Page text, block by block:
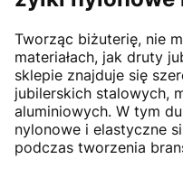
Tworząc biżuterię, nie
materiałach, jak druty
sklepie znajduje się
jubilerskich stalowych,
aluminiowych. W tym
nylonowe i elastyczne
podczas tworzenia